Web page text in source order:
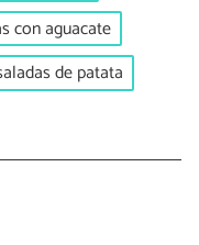
con aguacate
de patata